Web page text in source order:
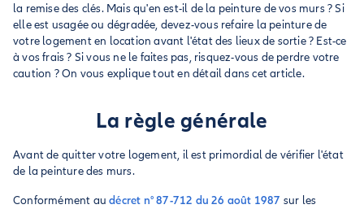
la remise des clés. Mais qu'en est-il de la peinture de vos murs ? Si
elle est usagée ou dégradée, devez-vous refaire la peinture de
votre logement en location avant l'état des lieux de sortie ? Est-ce
à vos frais ? Si vous ne le faites pas, risquez-vous de perdre votre
caution ? On vous explique tout en détail dans cet article.
La règle générale
Avant de quitter votre logement, il est primordial de vérifier l'état
de la peinture des murs.
Conformément audécret n° 87-712 du 26 août 1987 sur les